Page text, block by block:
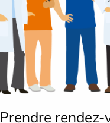
Prendre rendez-